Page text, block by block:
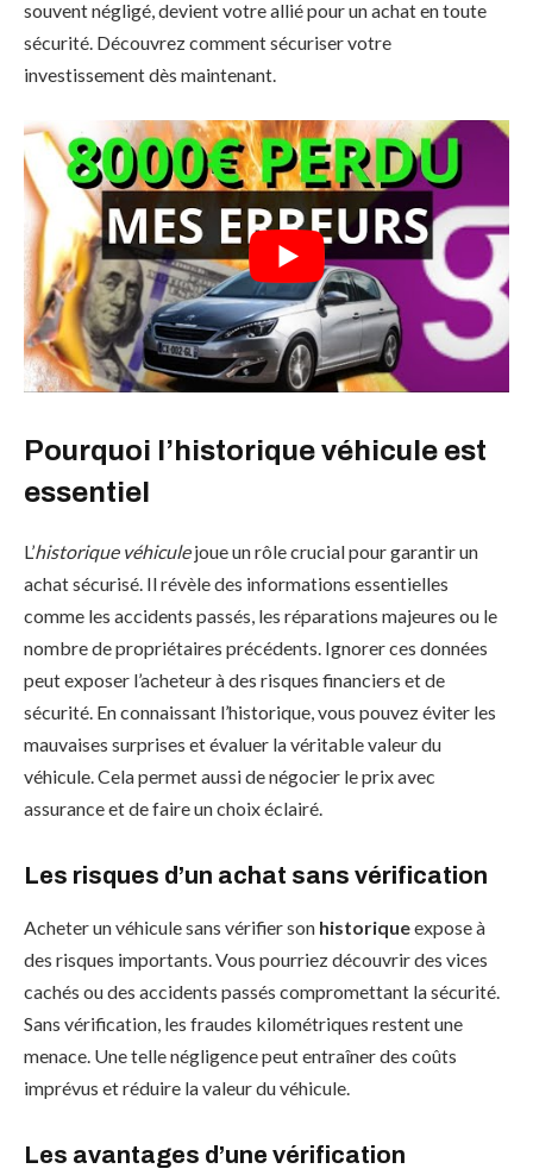
souvent négligé, devient votre allié pour un achat en toute
sécurité. Découvrez comment sécuriser votre
investissement dès maintenant.
Pourquoi l’historique véhicule est
essentiel
L’historique véhiculejoue un rôle crucial pour garantir un
achat sécurisé. Il révèle des informations essentielles
comme les accidents passés, les réparations majeures ou le
nombre de propriétaires précédents. Ignorer ces données
peut exposer l’acheteur à des risques financiers et de
sécurité. En connaissant l’historique, vous pouvez éviter les
mauvaises surprises et évaluer la véritable valeur du
véhicule. Cela permet aussi de négocier le prix avec
assurance et de faire un choix éclairé.
Les risques d’un achat sans vérification
Acheter un véhicule sans vérifier son historiqueexpose à
des risques importants. Vous pourriez découvrir des vices
cachés ou des accidents passés compromettant la sécurité.
Sans vérification, les fraudes kilométriques restent une
menace. Une telle négligence peut entraîner des coûts
imprévus et réduire la valeur du véhicule.
Les avantages d’une vérification